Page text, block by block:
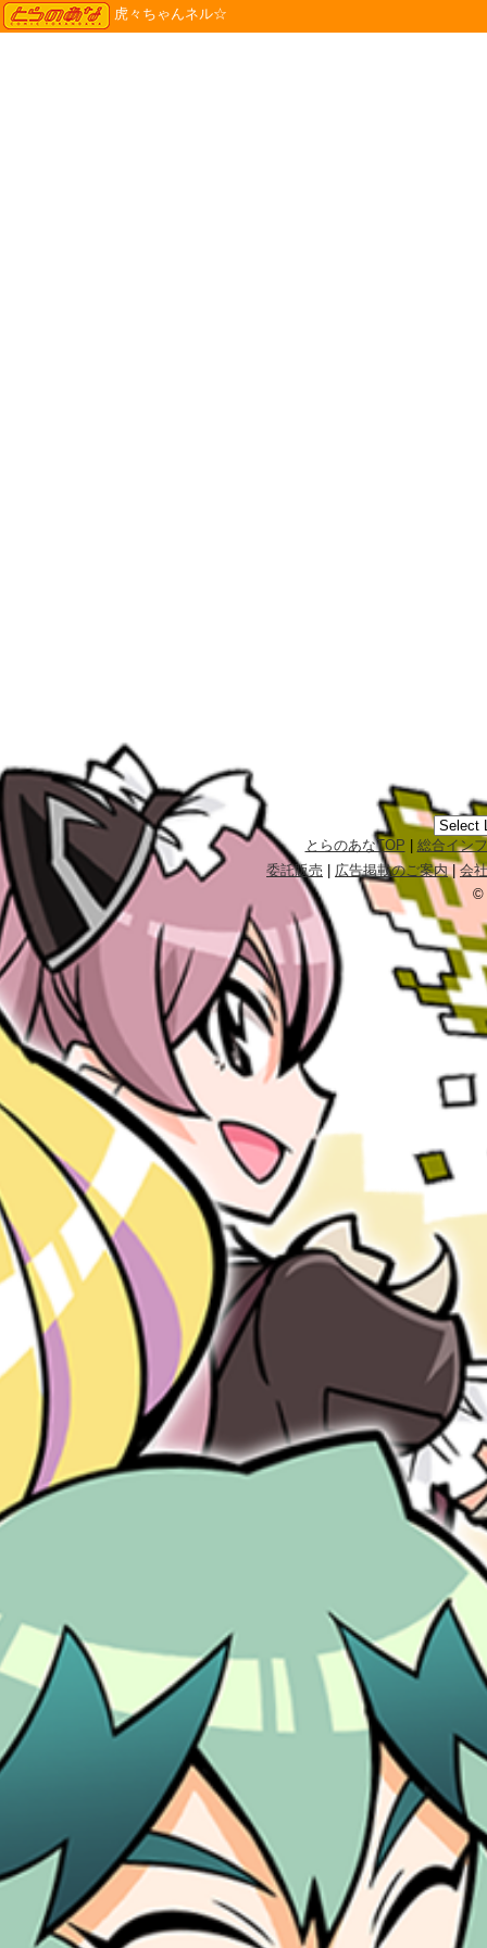
TORANOANA
虎々ちゃんネル☆
とらのあなTOP
総合イン
委託販売
広告掲載のご案内|会
©